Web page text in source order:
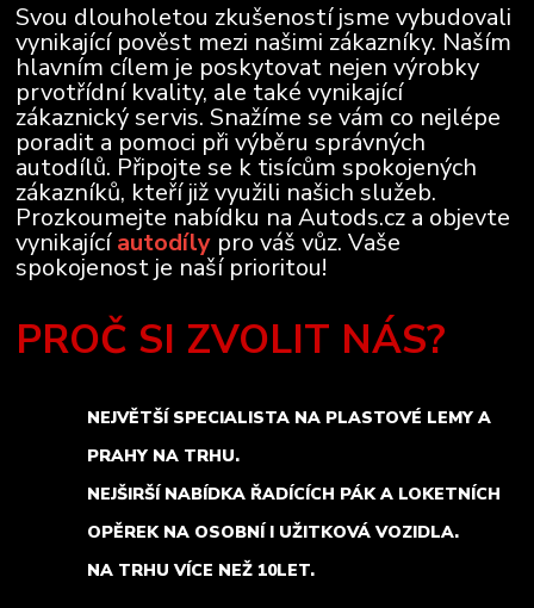
Svou dlouholetou zkušeností jsme vybudovali
vynikající pověst mezi našimi zákazníky. Naším
hlavním cílem je poskytovat nejen výrobky
prvotřídní kvality, ale také vynikající
zákaznický servis. Snažíme se vám co nejlépe
poradit a pomoci při výběru správných
autodílů. Připojte se k tisícům spokojených
zákazníků, kteří již využili našich služeb.
Prozkoumejte nabídku na Autods.cz a objevte
vynikajícíautodíly pro váš vůz. Vaše
spokojenost je naší prioritou!
PROČ SI ZVOLIT NÁS?
NEJVĚTŠÍ SPECIALISTA NA PLASTOVÉ LEMY A
PRAHY NA TRHU.
NEJŠIRŠÍ NABÍDKA ŘADÍCÍCH PÁK A LOKETNÍCH
OPĚREK NA OSOBNÍ I UŽITKOVÁ VOZIDLA.
NA TRHU VÍCE NEŽ 10LET.